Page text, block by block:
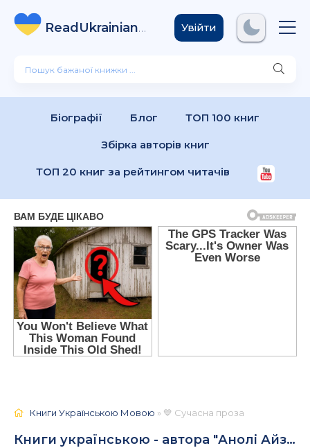
ReadUkrainian
Books .com
Увійти
Біографії Блог ТОП 100 книг
Збірка авторів книг
ТОП 20 книг за рейтингом читачів
Книги Українською Мовою » 💙 Сучасна проза
Книги українською - автора "Анолі Айзенхарт"